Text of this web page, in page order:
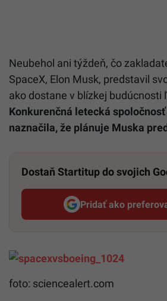
Neubehol ani týždeň, čo
SpaceX, Elon Musk, predstavil
ako dostane v blízkej budúcnosti
Konkurenčná letecká
naznačila, že plánuje Muska
Dostaň Startitup do svojich
Pridať ako
foto: sciencealert.com